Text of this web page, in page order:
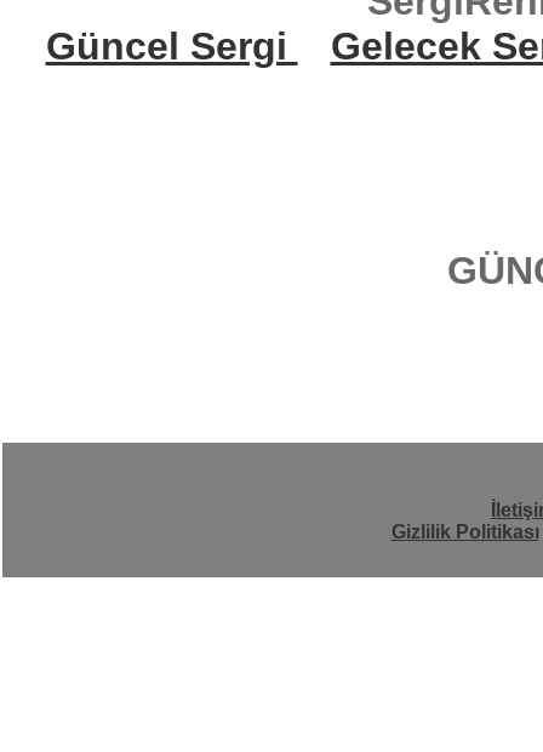
Güncel Sergi
Gelecek
Gizlilik Politikası